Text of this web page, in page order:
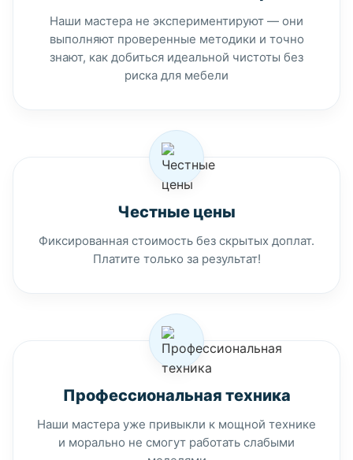
Наши мастера не экспериментируют — они
выполняют проверенные методики и точно
знают, как добиться идеальной чистоты без
риска для мебели
Честные цены
Фиксированная стоимость без скрытых доплат.
Платите только за результат!
Профессиональная техника
Наши мастера уже привыкли к мощной технике
и морально не смогут работать слабыми